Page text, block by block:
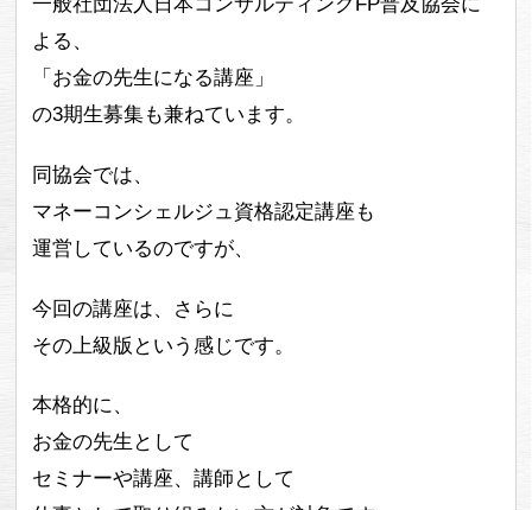
よる、
「お金の先生になる講座」
の3期生募集も兼ねています。
同協会では、
マネーコンシェルジュ資格認定講座も
運営しているのですが、
今回の講座は、さらに
その上級版という感じです。
本格的に、
お金の先生として
セミナーや講座、講師として